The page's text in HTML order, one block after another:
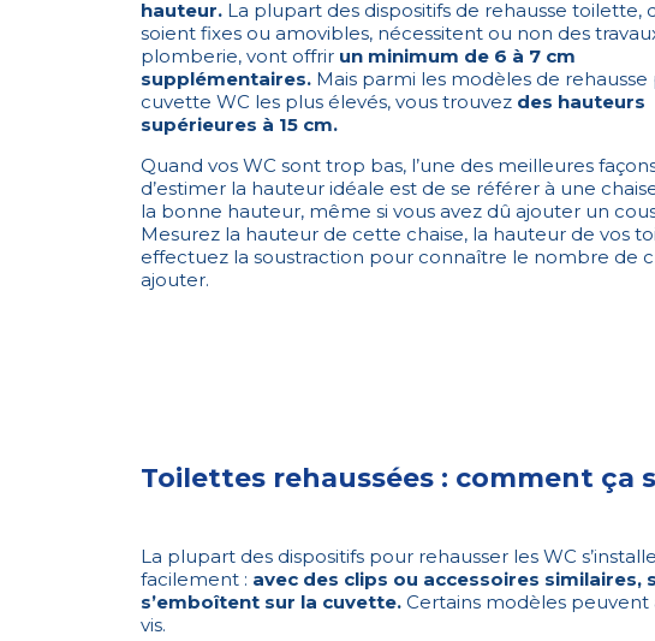
hauteur. La plupart des dispositifs de rehausse toilette,
soient fixes ou amovibles, nécessitent ou non des
plomberie, vont offrir un minimum de 6 à 7 cm
supplémentaires. Mais parmi les modèles de rehausse
cuvette WC les plus élevés, vous trouvez des hauteurs
supérieures à 15 cm.
Quand vos WC sont trop bas, l’une des meilleures
d’estimer la hauteur idéale est de se référer à une
la bonne hauteur, même si vous avez dû ajouter un
Mesurez la hauteur de cette chaise, la hauteur de vos
effectuez la soustraction pour connaître le nombre de
ajouter.
Toilettes rehaussées : comment ça
La plupart des dispositifs pour rehausser les WC
facilement : avec des clips ou accessoires similaires,
s’emboîtent sur la cuvette. Certains modèles peuvent
vis.